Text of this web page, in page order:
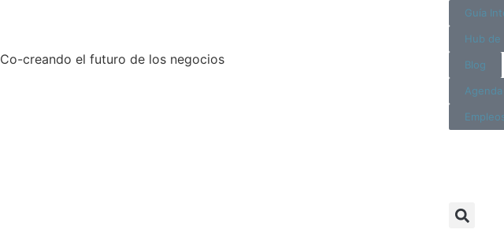
Co-creando el futuro de los negocios
Guía
Hub de
Blog
Agenda